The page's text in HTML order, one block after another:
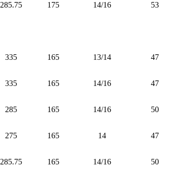
285.75 175 14/16 53
335 165 13/14 47
335 165 14/16 47
285 165 14/16 50
275 165 14 47
285.75 165 14/16 50